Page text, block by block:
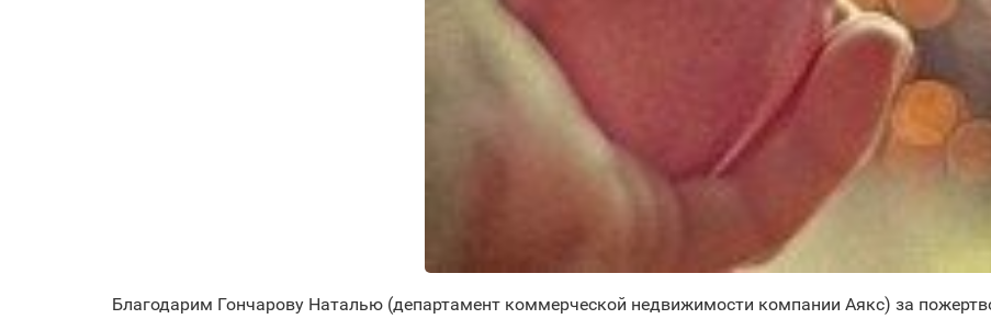
Благодарим Гончарову Наталью (департамент коммерческой недвижимости компании Аякс) за